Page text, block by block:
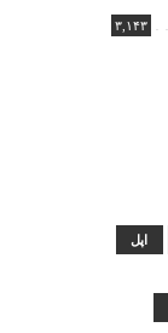
۳,۱۴۳
اپل